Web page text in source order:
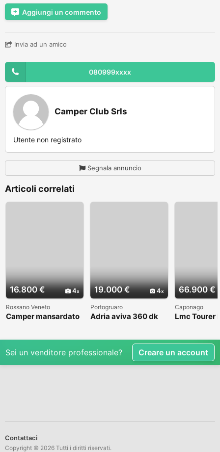
Aggiungi un commento
Invia ad un amico
080999xxxx
Camper Club Srls
Utente non registrato
Segnala annuncio
Articoli correlati
16.800 € 4
Rossano Veneto
Camper mansardato
19.000 € 4
Portogruaro
Adria aviva 360 dk
66.900 €
Caponago
Lmc Tourer
Sei un venditore professionale? Creare un account
Contattaci
Copyright © 2026 Tutti i diritti riservati.